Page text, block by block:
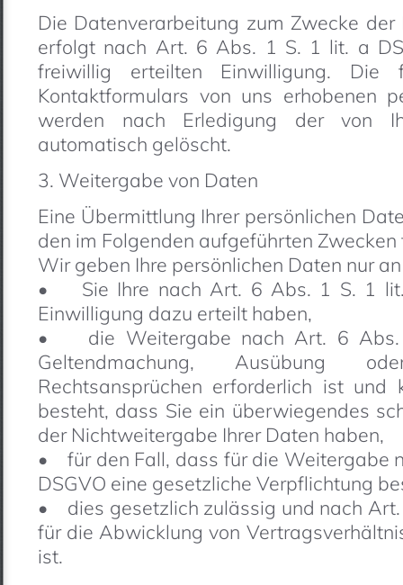
Die Datenverarbeitung zum Zwecke
erfolgt nach Art. 6 Abs. 1 S. 1 lit. a
freiwillig erteilten Einwilligung.
Kontaktformulars von uns erhobenen
werden nach Erledigung der von
automatisch gelöscht.
3. Weitergabe von Daten
Eine Übermittlung Ihrer persönlichen
den im Folgenden aufgeführten
Wir geben Ihre persönlichen Daten nur
• Sie Ihre nach Art. 6 Abs. 1 S. 1 lit.
Einwilligung dazu erteilt haben,
• die Weitergabe nach Art. 6 Abs.
Geltendmachung, Ausübung
Rechtsansprüchen erforderlich ist und
besteht, dass Sie ein überwiegendes
der Nichtweitergabe Ihrer Daten haben,
• für den Fall, dass für die Weitergabe
DSGVO eine gesetzliche Verpflichtung
• dies gesetzlich zulässig und nach Art.
für die Abwicklung von
ist.